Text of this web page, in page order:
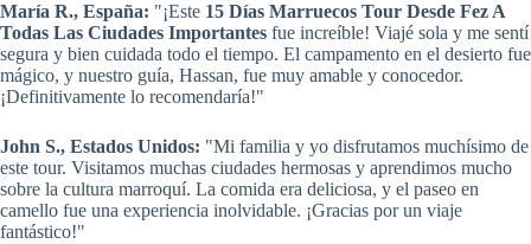
María R., España: "¡Este 15 Días Marruecos Tour Desde Fez A
Todas Las Ciudades Importantes fue increíble! Viajé sola y me sentí
segura y bien cuidada todo el tiempo. El campamento en el desierto fue
mágico, y nuestro guía, Hassan, fue muy amable y conocedor.
¡Definitivamente lo recomendaría!"
John S., Estados Unidos: "Mi familia y yo disfrutamos muchísimo de
este tour. Visitamos muchas ciudades hermosas y aprendimos mucho
sobre la cultura marroquí. La comida era deliciosa, y el paseo en
camello fue una experiencia inolvidable. ¡Gracias por un viaje
fantástico!"